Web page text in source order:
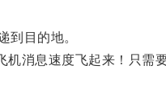
目的地。
息速度飞起来！只需